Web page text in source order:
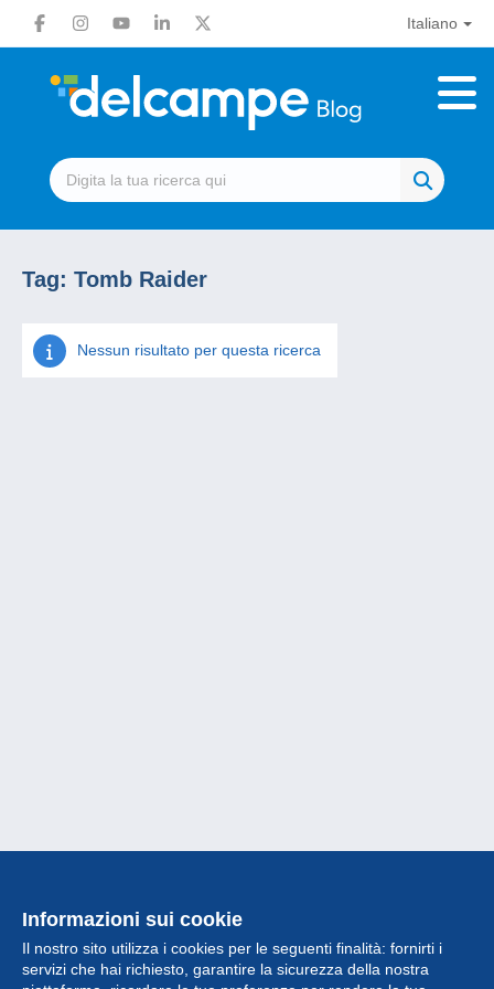
Italiano
Tag: Tomb Raider
Nessun risultato per questa ricerca
Informazioni sui cookie
Il nostro sito utilizza i cookies per le seguenti finalità: fornirti i
servizi che hai richiesto, garantire la sicurezza della nostra